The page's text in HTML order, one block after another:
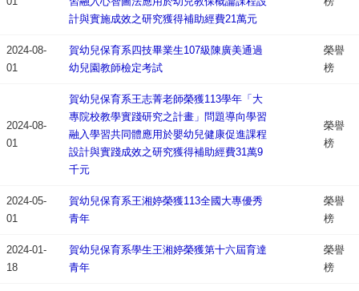
計與實施成效之研究獲得補助經費21萬元
2024-08-
01
賀幼兒保育系四技畢業生107級陳廣美通過
幼兒園教師檢定考試
榮譽
榜
2024-08-
01
賀幼兒保育系王志菁老師榮獲113學年「大
專院校教學實踐研究之計畫」問題導向學習
融入學習共同體應用於嬰幼兒健康促進課程
設計與實踐成效之研究獲得補助經費31萬9
千元
榮譽
榜
2024-05-
01
賀幼兒保育系王湘婷榮獲113全國大專優秀
青年
榮譽
榜
2024-01-
18
賀幼兒保育系學生王湘婷榮獲第十六屆育達
青年
榮譽
榜